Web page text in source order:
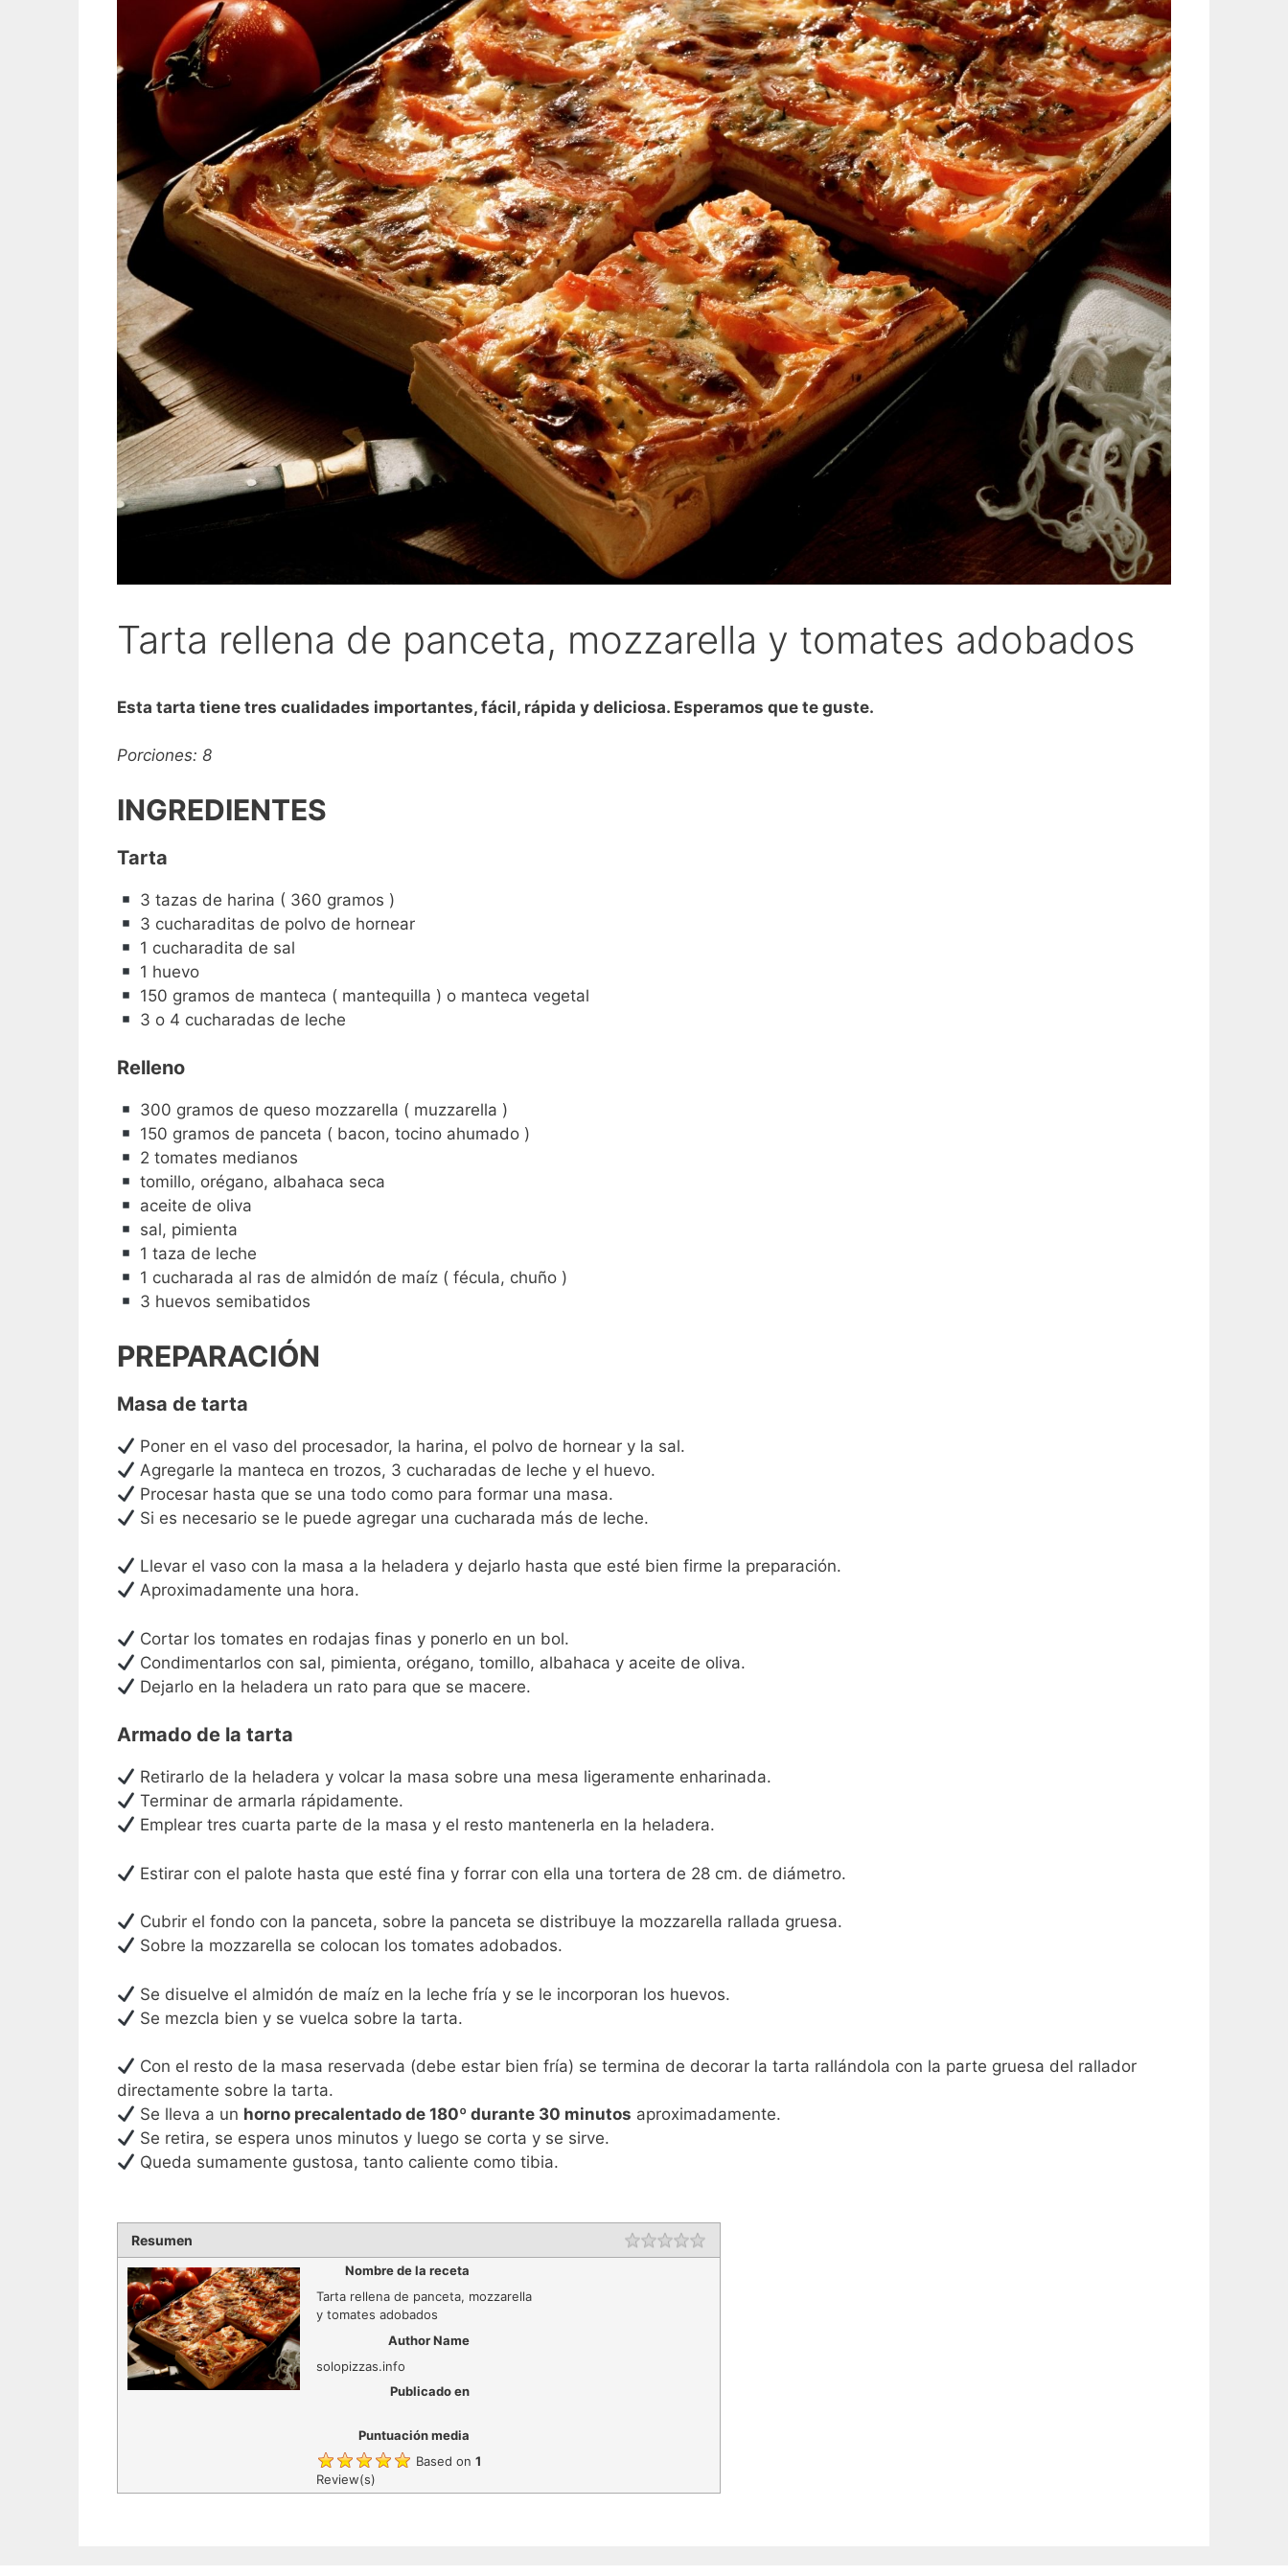
Tarta rellena de panceta, mozzarella y tomates adobados
Esta tarta tiene tres cualidades importantes, fácil, rápida y deliciosa. Esperamos que te guste.
Porciones: 8
INGREDIENTES
Tarta
3 tazas de harina ( 360 gramos )
3 cucharaditas de polvo de hornear
1 cucharadita de sal
1 huevo
150 gramos de manteca ( mantequilla ) o manteca vegetal
3 o 4 cucharadas de leche
Relleno
300 gramos de queso mozzarella ( muzzarella )
150 gramos de panceta ( bacon, tocino ahumado )
2 tomates medianos
tomillo, orégano, albahaca seca
aceite de oliva
sal, pimienta
1 taza de leche
1 cucharada al ras de almidón de maíz ( fécula, chuño )
3 huevos semibatidos
PREPARACIÓN
Masa de tarta
Poner en el vaso del procesador, la harina, el polvo de hornear y la sal.
Agregarle la manteca en trozos, 3 cucharadas de leche y el huevo.
Procesar hasta que se una todo como para formar una masa.
Si es necesario se le puede agregar una cucharada más de leche.
Llevar el vaso con la masa a la heladera y dejarlo hasta que esté bien firme la preparación.
Aproximadamente una hora.
Cortar los tomates en rodajas finas y ponerlo en un bol.
Condimentarlos con sal, pimienta, orégano, tomillo, albahaca y aceite de oliva.
Dejarlo en la heladera un rato para que se macere.
Armado de la tarta
Retirarlo de la heladera y volcar la masa sobre una mesa ligeramente enharinada.
Terminar de armarla rápidamente.
Emplear tres cuarta parte de la masa y el resto mantenerla en la heladera.
Estirar con el palote hasta que esté fina y forrar con ella una tortera de 28 cm. de diámetro.
Cubrir el fondo con la panceta, sobre la panceta se distribuye la mozzarella rallada gruesa.
Sobre la mozzarella se colocan los tomates adobados.
Se disuelve el almidón de maíz en la leche fría y se le incorporan los huevos.
Se mezcla bien y se vuelca sobre la tarta.
Con el resto de la masa reservada (debe estar bien fría) se termina de decorar la tarta rallándola con la parte gruesa del rallador
directamente sobre la tarta.
Se lleva a un horno precalentado de 180º durante 30 minutos aproximadamente.
Se retira, se espera unos minutos y luego se corta y se sirve.
Queda sumamente gustosa, tanto caliente como tibia.
Resumen
Nombre de la receta
Tarta rellena de panceta, mozzarella
y tomates adobados
Author Name
solopizzas.info
Publicado en
Puntuación media
Based on 1
Review(s)